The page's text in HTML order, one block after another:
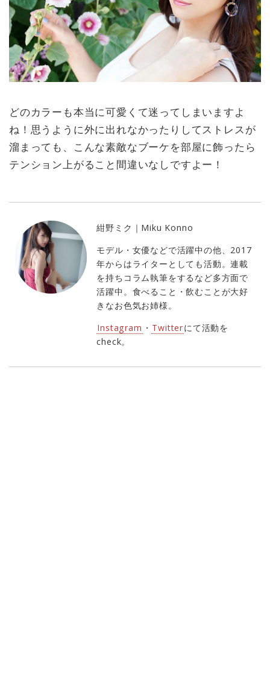
どのカラーも本当に可愛くて迷ってしまいますよ
ね！思うように外に出れなかったりしてストレスが
溜まっても、こんな素敵なブーケを部屋に飾ったら
テンション上がること間違いなしですよー！
紺野ミク｜Miku Konno
モデル・女優などで活躍中の他、2017
年からはライターとしても活動。連載
を持ちコラム執筆をするなど多方面で
活躍中。食べること・飲むことが大好
きなお色気お姉様。
Instagram ・ Twitterにて活動を
check。